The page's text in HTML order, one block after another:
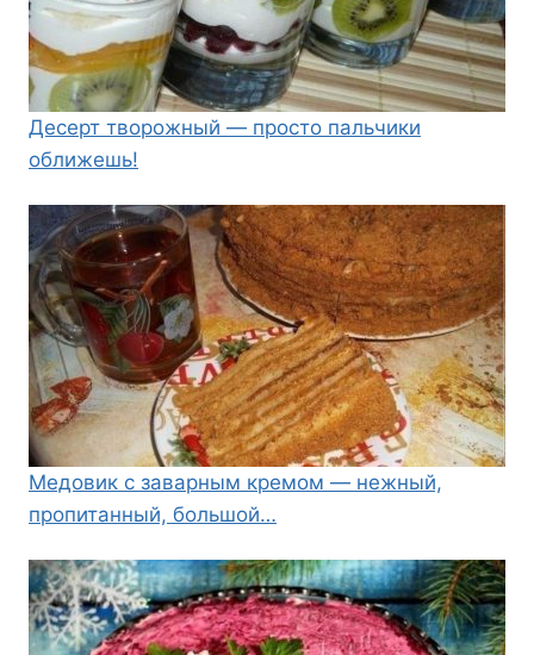
Десерт творожный — просто пальчики
оближешь!
Медовик с заварным кремом — нежный,
пропитанный, большой…